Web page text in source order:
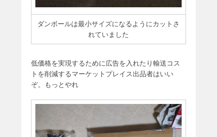
ダンボールは最小サイズになるようにカットさ
れていました
低価格を実現するために広告を入れたり輸送コス
トを削減するマーケットプレイス出品者はいい
ぞ。もっとやれ